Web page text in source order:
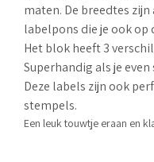
maten. De breedtes
labelpons die je ook op
Het blok heeft 3
Superhandig als je
Deze labels zijn ook
stempels.
Een leuk touwtje eraan en